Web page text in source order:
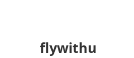
flywithu